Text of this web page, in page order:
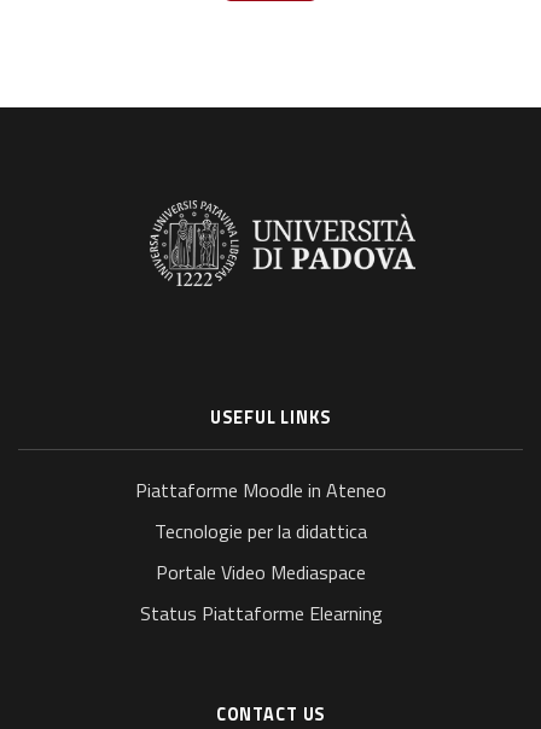
USEFUL LINKS
Piattaforme Moodle in Ateneo
Tecnologie per la didattica
Portale Video Mediaspace
Status Piattaforme Elearning
CONTACT US